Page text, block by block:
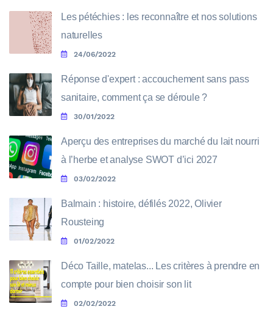
Les pétéchies : les reconnaître et nos solutions
naturelles
24/06/2022
Réponse d'expert : accouchement sans pass
sanitaire, comment ça se déroule ?
30/01/2022
Aperçu des entreprises du marché du lait nourri
à l’herbe et analyse SWOT d’ici 2027
03/02/2022
Balmain : histoire, défilés 2022, Olivier
Rousteing
01/02/2022
Déco Taille, matelas... Les critères à prendre en
compte pour bien choisir son lit
02/02/2022